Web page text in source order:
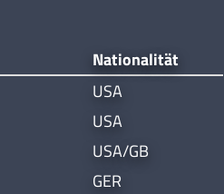
Nationalität
USA
USA
USA/GB
GER